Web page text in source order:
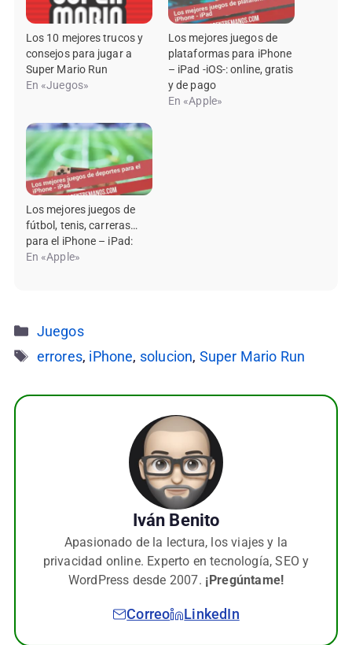
Los 10 mejores trucos y
consejos para jugar a
Super Mario Run
En «Juegos»
Los mejores juegos de
plataformas para iPhone
– iPad -iOS-: online, gratis
y de pago
En «Apple»
Los mejores juegos de
fútbol, tenis, carreras…
para el iPhone – iPad:
En «Apple»
Categorías
Juegos
Etiquetas
errores, iPhone, solucion, Super Mario Run
Iván Benito
Apasionado de la lectura, los viajes y la
privacidad online. Experto en tecnología, SEO y
WordPress desde 2007. ¡Pregúntame!
Correo LinkedIn